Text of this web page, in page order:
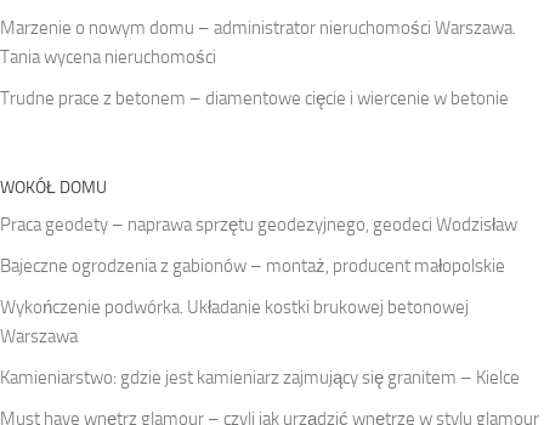
Marzenie o nowym domu – administrator nieruchomości Warszawa.
Tania wycena nieruchomości
Trudne prace z betonem – diamentowe cięcie i wiercenie w betonie
WOKÓŁ DOMU
Praca geodety – naprawa sprzętu geodezyjnego, geodeci Wodzisław
Bajeczne ogrodzenia z gabionów – montaż, producent małopolskie
Wykończenie podwórka. Układanie kostki brukowej betonowej
Warszawa
Kamieniarstwo: gdzie jest kamieniarz zajmujący się granitem – Kielce
Must have wnętrz glamour – czyli jak urządzić wnętrze w stylu glamour